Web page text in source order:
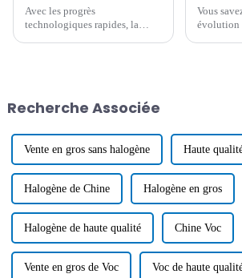
Avec les progrès
technologiques rapides, la
Vous
évolution
Recherche Associée
Vente en gros sans halogène Haute
Halogène de Chine Halogène en gros
Halogène de haute qualité Chine Voc
Vente en gros de Voc Voc de haute